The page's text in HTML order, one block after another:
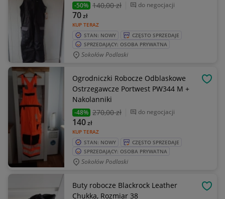
-50% 140,00 zł do negocjacji
KUP TERAZ
70zł
STAN: NOWY
CZĘSTO SPRZEDAJE
SPRZEDAJĄCY: OSOBA PRYWATNA
Sokołów Podlaski
Ogrodniczki Robocze Odblaskowe
Ostrzegawcze Portwest PW344 M +
Nakolanniki
-48% 270,00 zł do negocjacji
KUP TERAZ
140zł
STAN: NOWY
CZĘSTO SPRZEDAJE
SPRZEDAJĄCY: OSOBA PRYWATNA
Sokołów Podlaski
Buty robocze Blackrock Leather
Chukka, Rozmiar 38